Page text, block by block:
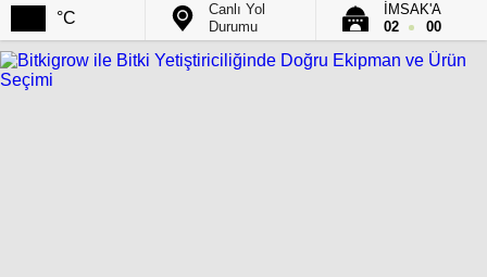
°C
Canlı Yol
Durumu
İMSAK'A
02
00